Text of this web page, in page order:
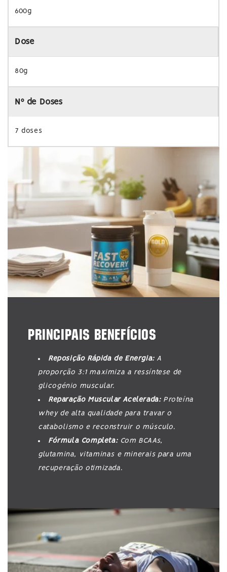
600g
Dose
80g
Nº de Doses
7 doses
PRINCIPAIS BENEFÍCIOS
Reposição Rápida de Energia:A
proporção 3:1 maximiza a ressíntese de
glicogénio muscular.
Reparação Muscular Acelerada:Proteína
whey de alta qualidade para travar o
catabolismo e reconstruir o músculo.
Fórmula Completa:Com BCAAs,
glutamina, vitaminas e minerais para uma
recuperação otimizada.